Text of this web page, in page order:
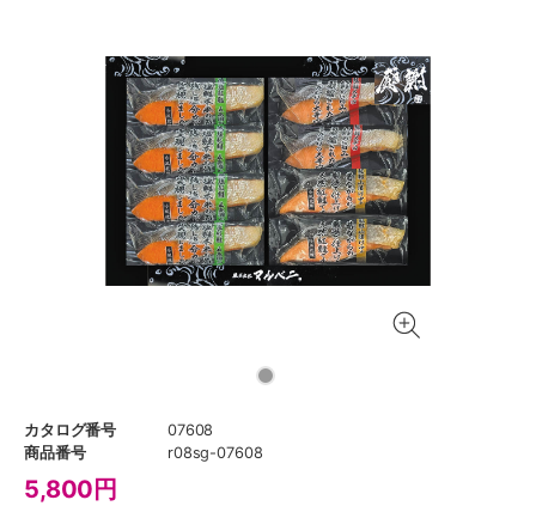
カタログ番号
07608
商品番号
r08sg-07608
5,800 円